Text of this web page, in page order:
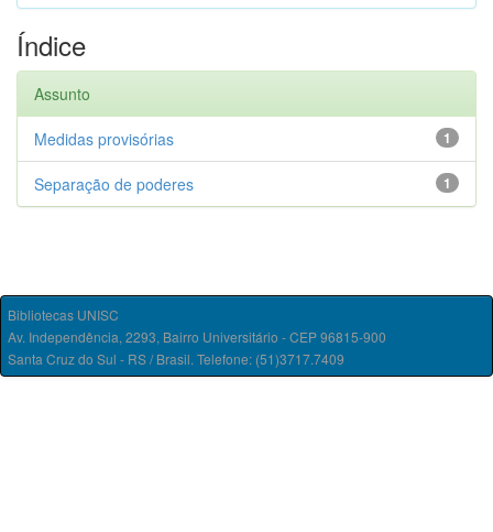
Índice
Assunto
1
Medidas provisórias
1
Separação de poderes
Bibliotecas UNISC
Av. Independência, 2293, Bairro Universitário - CEP 96815-900
Santa Cruz do Sul - RS / Brasil. Telefone: (51)3717.7409